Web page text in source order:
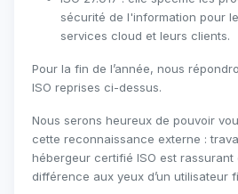
sécurité de l'information pour
services cloud et leurs clients.
Pour la fin de l’année, nous
ISO reprises ci-dessus.
Nous serons heureux de pouvoir
cette reconnaissance externe :
hébergeur certifié ISO est rassurant
différence aux yeux d’un utilisateur